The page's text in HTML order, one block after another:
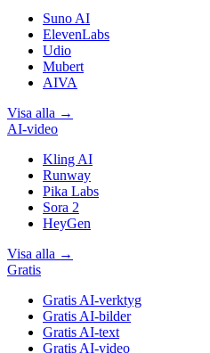
Suno AI
ElevenLabs
Udio
Mubert
AIVA
Visa alla →
AI-video
Kling AI
Runway
Pika Labs
Sora 2
HeyGen
Visa alla →
Gratis
Gratis AI-verktyg
Gratis AI-bilder
Gratis AI-text
Gratis AI-video